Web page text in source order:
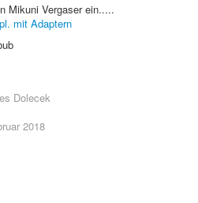
Mikuni Vergaser ein.....
mit Adaptern
Dolecek
2018